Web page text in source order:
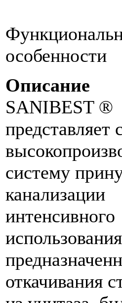
особенности
Описание
SANIBEST ®
представляет
систему
канализации
интенсивного
откачивания